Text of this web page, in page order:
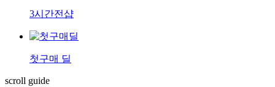
3시간전샵
첫구매 딜
scroll guide